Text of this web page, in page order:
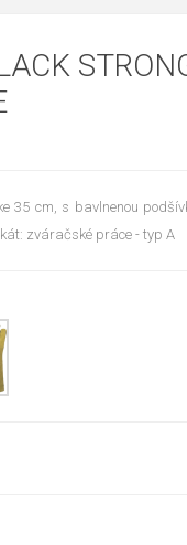
35 cm, s bavlnenou
zváračské práce - typ A